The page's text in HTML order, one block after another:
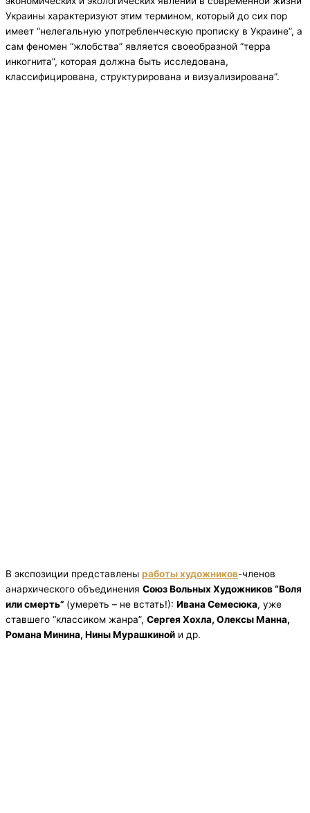
Украины характеризуют этим термином, который до сих пор
имеет “нелегальную употребленческую прописку в Украине”, а
сам феномен “жлобства” является своеобразной “терра
инкогнита”, которая должна быть исследована,
классифицирована, структурирована и визуализирована”.
В экспозиции представлены работы художников-членов
анархического объединения Союз Вольных Художников “Воля
или смерть” (умереть – не встать!): Ивана Семесюка, уже
ставшего “классиком жанра”, Сергея Хохла, Олексы Манна,
Романа Минина, Нины Мурашкиной и др.